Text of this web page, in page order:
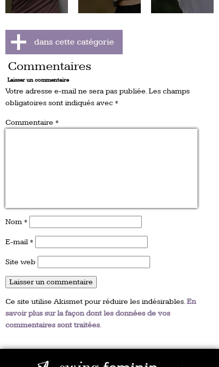
Commentaires
Laisser un commentaire
Votre adresse e-mail ne sera pas publiée.Les champs
obligatoires sont indiqués avec *
Commentaire *
Nom *
E-mail *
Site web
Ce site utilise Akismet pour réduire les indésirables.En
savoir plus sur la façon dont les données de vos
commentaires sont traitées.